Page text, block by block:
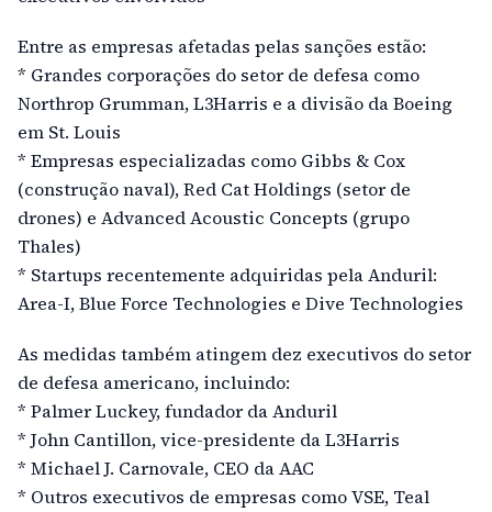
Entre as empresas afetadas pelas sanções estão:
* Grandes corporações do setor de defesa como
Northrop Grumman, L3Harris e a divisão da Boeing
em St. Louis
* Empresas especializadas como Gibbs & Cox
(construção naval), Red Cat Holdings (setor de
drones) e Advanced Acoustic Concepts (grupo
Thales)
* Startups recentemente adquiridas pela Anduril:
Area-I, Blue Force Technologies e Dive Technologies
As medidas também atingem dez executivos do setor
de defesa americano, incluindo:
* Palmer Luckey, fundador da Anduril
* John Cantillon, vice-presidente da L3Harris
* Michael J. Carnovale, CEO da AAC
* Outros executivos de empresas como VSE, Teal